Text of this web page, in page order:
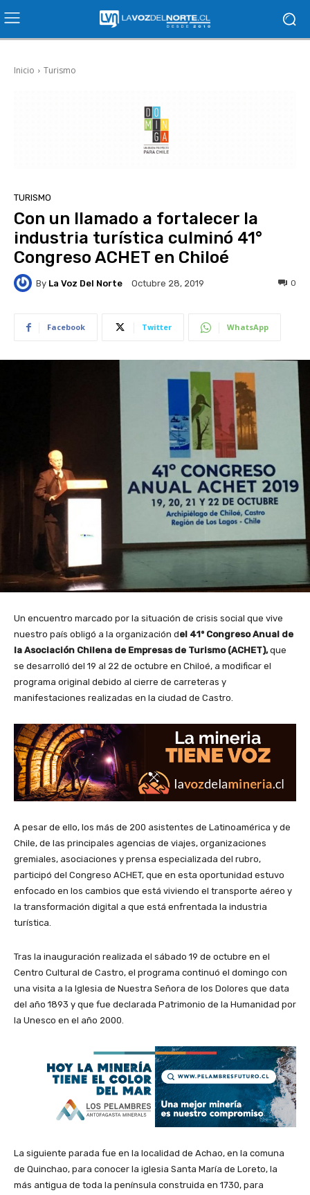
Inicio Turismo
TURISMO
Con un llamado a fortalecer la
industria turística culminó 41°
Congreso ACHET en Chiloé
By La Voz Del Norte Octubre 28, 2019 0
Facebook Twitter WhatsApp
Un encuentro marcado por la situación de crisis social que vive
nuestro país obligó a la organización del 41º Congreso Anual de
la Asociación Chilena de Empresas de Turismo (ACHET),que
se desarrolló del 19 al 22 de octubre en Chiloé, a modificar el
programa original debido al cierre de carreteras y
manifestaciones realizadas en la ciudad de Castro.
A pesar de ello, los más de 200 asistentes de Latinoamérica y de
Chile, de las principales agencias de viajes, organizaciones
gremiales, asociaciones y prensa especializada del rubro,
participó del Congreso ACHET, que en esta oportunidad estuvo
enfocado en los cambios que está viviendo el transporte aéreo y
la transformación digital a que está enfrentada la industria
turística.
Tras la inauguración realizada el sábado 19 de octubre en el
Centro Cultural de Castro, el programa continuó el domingo con
una visita a la Iglesia de Nuestra Señora de los Dolores que data
del año 1893 y que fue declarada Patrimonio de la Humanidad por
la Unesco en el año 2000.
La siguiente parada fue en la localidad de Achao, en la comuna
de Quinchao, para conocer la iglesia Santa María de Loreto, la
más antigua de toda la península construida en 1730, para